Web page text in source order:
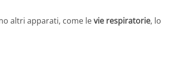
altri apparati, come levie respiratorie, lo